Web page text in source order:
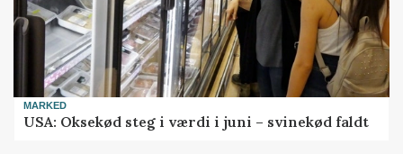
MARKED
USA: Oksekød steg i værdi i juni – svinekød faldt